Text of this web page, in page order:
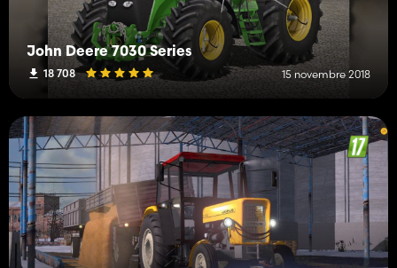
John Deere 7030 Series
18 708 15 novembre 2018